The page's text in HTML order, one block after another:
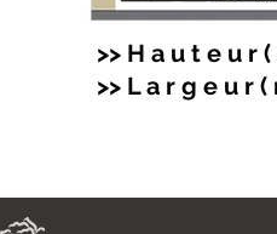
>> H a u t e u r
>> L a r g e u r